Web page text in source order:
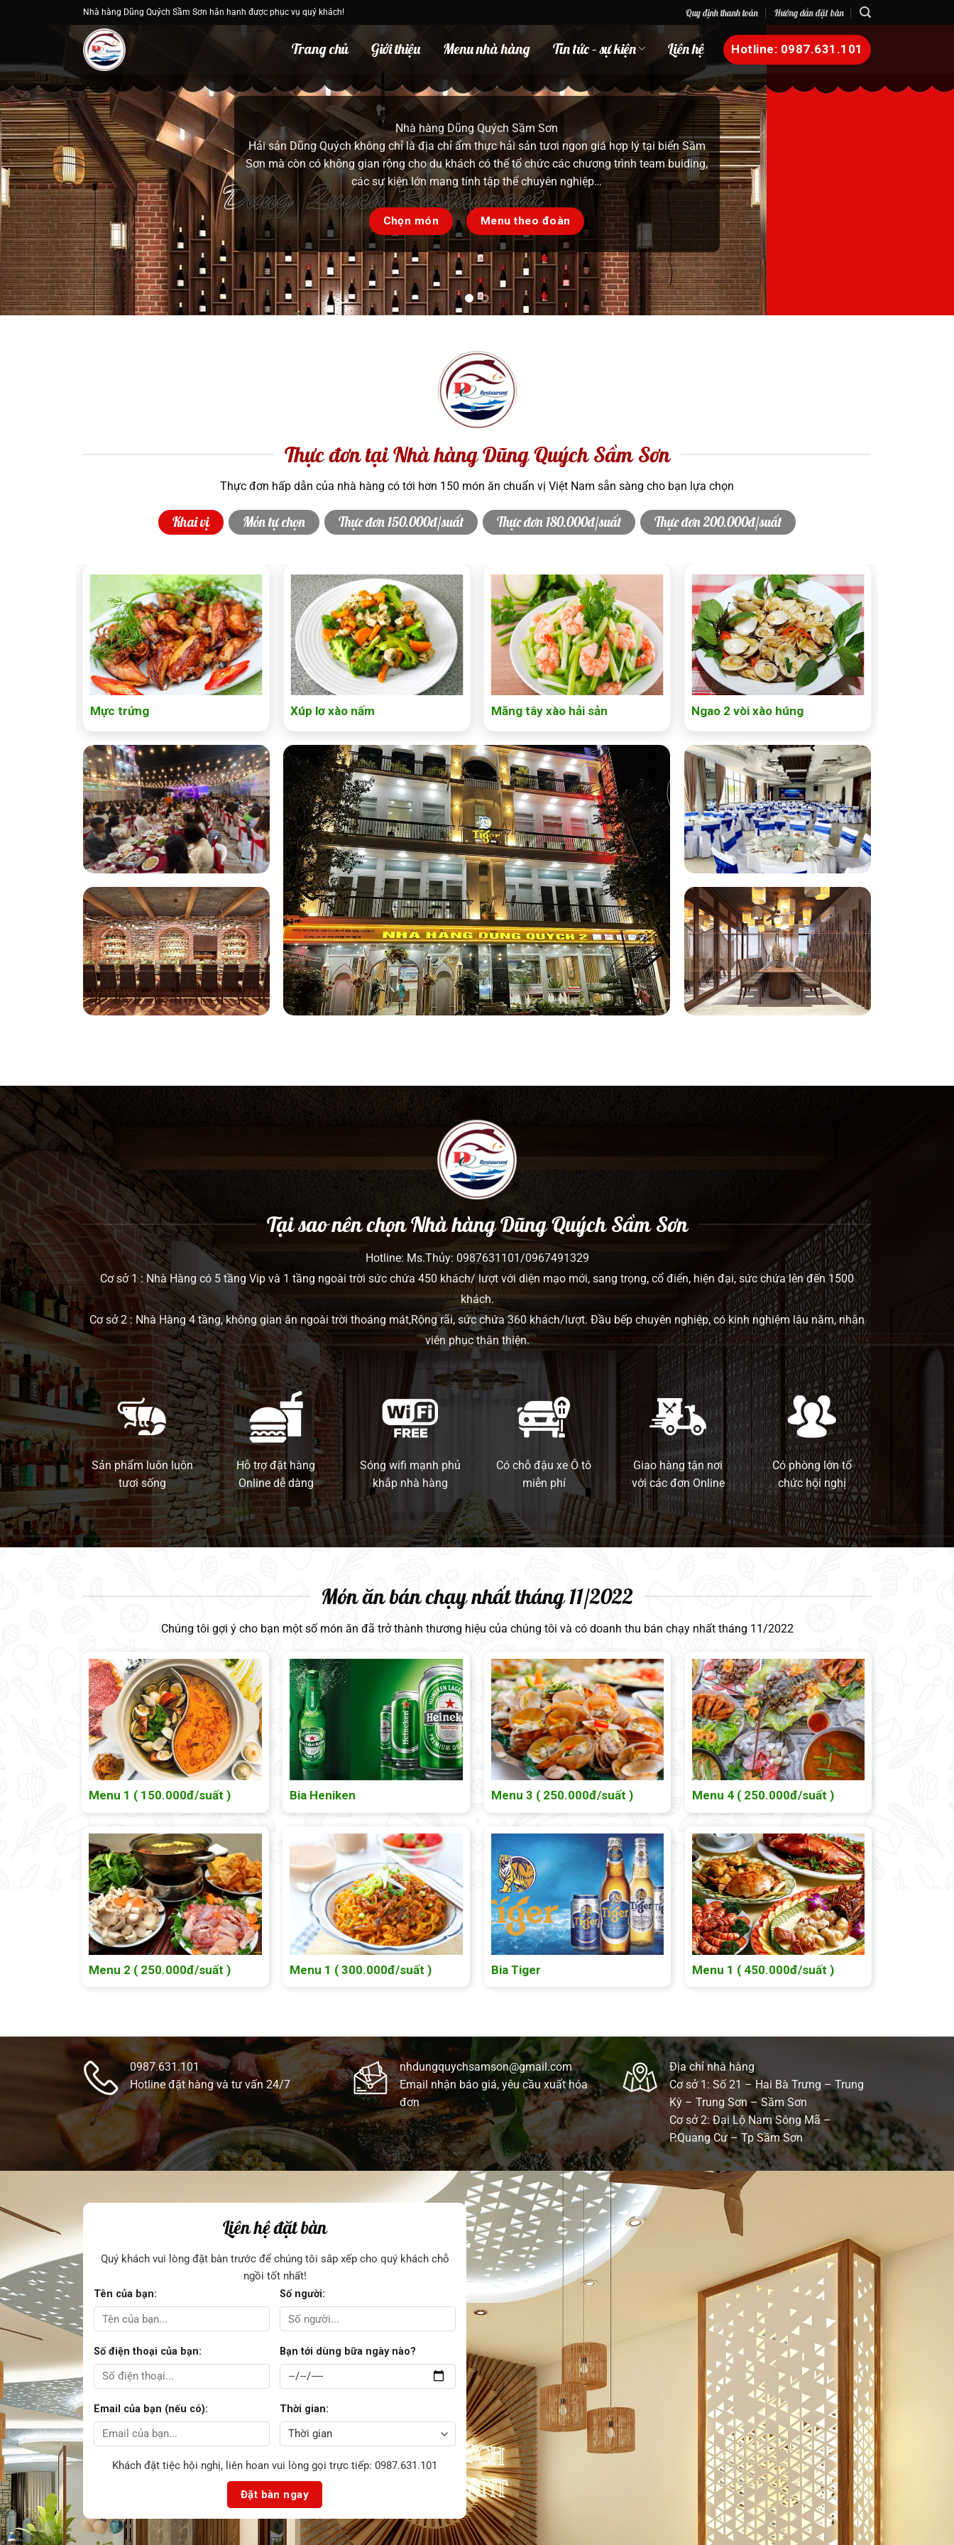
dung
Nhà hàng Dũng Quých Sầm Sơn hân hạnh được phục vụ quý khách! Quy định thanh toán Hướng dẫn đặt bàn
Trang chủ Giới thiệu Menu nhà hàng Tin tức – sự kiện Liên hệ Hotline: 0987.631.101
Ẩm thực việt nam
Không gì tuyệt vời bằng thưởng thức ẩm thực Việt Nam cùng gia đình và người thân. Chúng
tôi cung cấp các món lẩu chuẩn vị ẩm thực Việt Nam mang đến cảm giác quen thuộc nhưng
cực kỳ đặc sắc cho bạn thưởng thức
Chọn món Menu theo đoàn
Thực đơn tại Nhà hàng Dũng Quých Sầm Sơn
Thực đơn hấp dẫn của nhà hàng có tới hơn 150 món ăn chuẩn vị Việt Nam sẵn sàng cho bạn lựa chọn
Khai vị Món tự chọn Thực đơn 150.000đ/suất Thực đơn 180.000đ/suất Thực đơn 200.000đ/suất
Mực trứng Xúp lơ xào nấm Măng tây xào hải sản Ngao 2 vòi xào húng
Tại sao nên chọn Nhà hàng Dũng Quých Sầm Sơn
Hotline: Ms.Thủy: 0987631101/0967491329
Cơ sở 1 : Nhà Hàng có 5 tầng Vip và 1 tầng ngoài trời sức chứa 450 khách/ lượt với diện mạo mới, sang trọng, cổ điển, hiện đại, sức chứa lên đến 1500
khách.
Cơ sở 2 : Nhà Hàng 4 tầng, không gian ăn ngoài trời thoáng mát,Rộng rãi, sức chứa 360 khách/lượt. Đầu bếp chuyên nghiệp, có kinh nghiệm lâu năm, nhân
viên phục thân thiện.
Sản phẩm luôn luôn
tươi sống
Hỗ trợ đặt hàng
Online dễ dàng
Sóng wifi mạnh phủ
khắp nhà hàng
Có chỗ đậu xe Ô tô
miễn phí
Giao hàng tận nơi
với các đơn Online
Có phòng lớn tổ
chức hội nghị
Món ăn bán chạy nhất tháng 11/2022
Chúng tôi gợi ý cho bạn một số món ăn đã trở thành thương hiệu của chúng tôi và có doanh thu bán chạy nhất tháng 11/2022
Menu 1 ( 150.000đ/suất ) Bia Heniken Menu 3 ( 250.000đ/suất ) Menu 4 ( 250.000đ/suất )
Menu 2 ( 250.000đ/suất ) Menu 1 ( 300.000đ/suất ) Bia Tiger Menu 1 ( 450.000đ/suất )
0987.631.101
Hotline đặt hàng và tư vấn 24/7
nhdungquychsamson@gmail.com
Email nhận báo giá, yêu cầu xuất hóa
đơn
Địa chỉ nhà hàng
Cơ sở 1: Số 21 – Hai Bà Trưng – Trung
Kỳ – Trung Sơn – Sầm Sơn
Cơ sở 2: Đại Lộ Nam Sông Mã –
P.Quang Cư – Tp Sầm Sơn
Liên hệ đặt bàn
Quý khách vui lòng đặt bàn trước để chúng tôi sắp xếp cho quý khách chỗ
ngồi tốt nhất!
Tên của bạn: Số người:
Số điện thoại của bạn: Bạn tới dùng bữa ngày nào?
Email của bạn (nếu có): Thời gian:
Khách đặt tiệc hội nghị, liên hoan vui lòng gọi trực tiếp: 0987.631.101